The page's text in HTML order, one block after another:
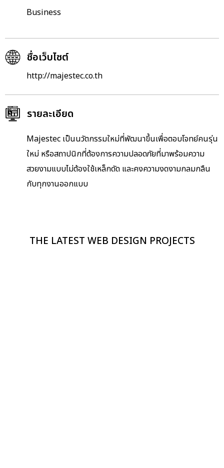
Business
ชื่อเว็บไซต์
http://majestec.co.th
รายละเอียด
Majestec เป็นนวัตกรรมใหม่ที่พัฒนาขึ้นเพื่อตอบโจทย์คนรุ่น
ใหม่ หรือสถาปนิกที่ต้องการความปลอดภัยที่มาพร้อมความ
สวยงามแบบไม่ต้องใช้เหล็กดัด และคงความงดงามกลมกลืน
กับทุกงานออกแบบ
THE LATEST WEB DESIGN PROJECTS